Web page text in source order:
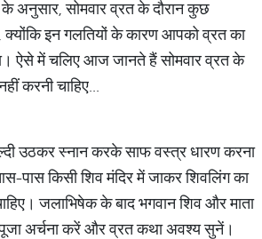
के अनुसार, सोमवार व्रत के दौरान कुछ
क्योंकि इन गलतियों के कारण आपको व्रत का
ऐसे में चलिए आज जानते हैं सोमवार व्रत के
करनी चाहिए...
उठकर स्नान करके साफ वस्त्र धारण करना
पास किसी शिव मंदिर में जाकर शिवलिंग का
जलाभिषेक के बाद भगवान शिव और माता
पूजा अर्चना करें और व्रत कथा अवश्य सुनें।